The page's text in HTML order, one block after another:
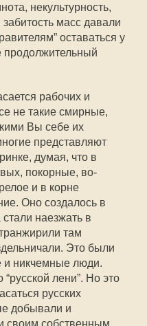
некультурность,
масс давали
оставаться у
продолжительный
рабочих и
не такие смирные,
Вы себе их
представляют
думая, что в
покорные, во-
и в корне
Оно создалось в
наезжать в
там
Это были
и никчемные люди.
лени”. Но это
русских
добывали и
своим собственным